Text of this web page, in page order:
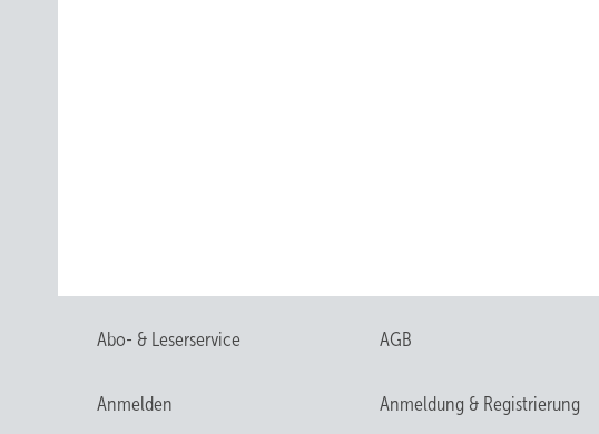
Abo- & Leserservice AGB
Anmelden Anmeldung & Registrierung